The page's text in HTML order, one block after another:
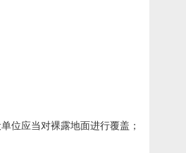
位应当对裸露地面进行覆盖；